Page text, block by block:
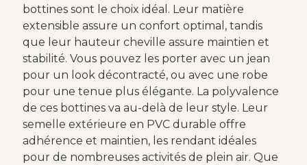
bottines sont le choix idéal. Leur matière
extensible assure un confort optimal, tandis
que leur hauteur cheville assure maintien et
stabilité. Vous pouvez les porter avec un jean
pour un look décontracté, ou avec une robe
pour une tenue plus élégante. La polyvalence
de ces bottines va au-delà de leur style. Leur
semelle extérieure en PVC durable offre
adhérence et maintien, les rendant idéales
pour de nombreuses activités de plein air. Que